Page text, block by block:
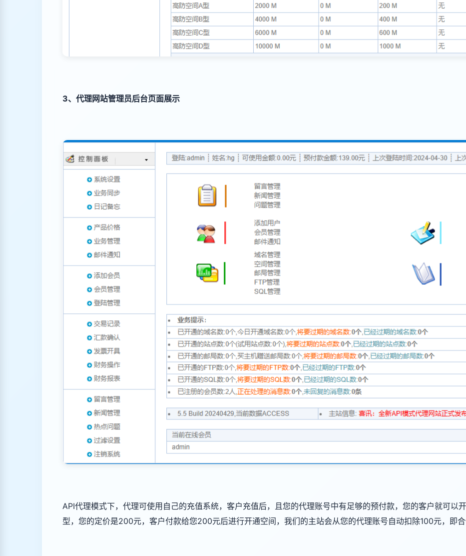
3、代理网站管理员后台页面展示
API代理模式下，代理可使用自己的充值系统，客户充值后，且您的代理账号中有足够的预付款，您的客户就可以
型，您的定价是200元，客户付款给您200元后进行开通空间，我们的主站会从您的代理账号自动扣除100元，即